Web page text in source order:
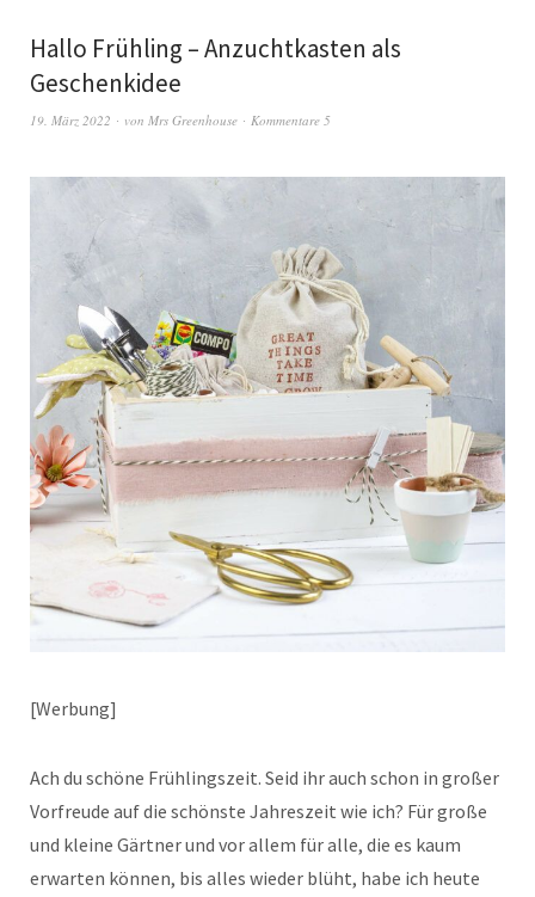
Hallo Frühling – Anzuchtkasten als
Geschenkidee
19. März 2022 von Mrs Greenhouse Kommentare 5
[Werbung]
Ach du schöne Frühlingszeit. Seid ihr auch schon in großer
Vorfreude auf die schönste Jahreszeit wie ich? Für große
und kleine Gärtner und vor allem für alle, die es kaum
erwarten können, bis alles wieder blüht, habe ich heute